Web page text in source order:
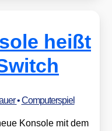
heißt
•Computerspiel
Kon­so­le mit dem